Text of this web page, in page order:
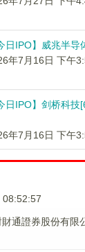
日IPO】威兆半导
年7月16日 下午
日IPO】剑桥科
年7月16日 下午
08:52:58
通證券股份有限